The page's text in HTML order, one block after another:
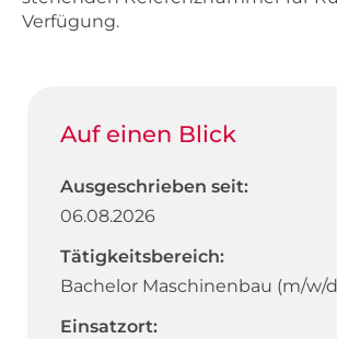
Verfügung.
Auf einen Blick
Ausgeschrieben seit:
06.08.2026
Tätigkeitsbereich:
Bachelor Maschinenbau (m/w/
Einsatzort: